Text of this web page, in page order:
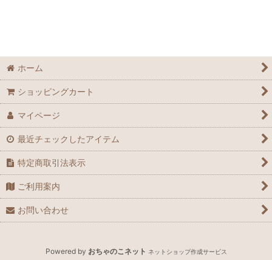
ホーム
ショッピングカート
マイページ
最近チェックしたアイテム
特定商取引法表示
ご利用案内
お問い合わせ
Powered by おちゃのこネット ネットショップ作成サービス